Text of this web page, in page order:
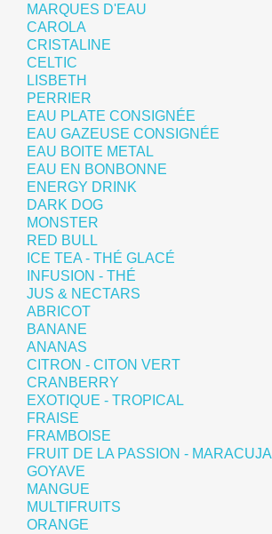
MARQUES D'EAU
CAROLA
CRISTALINE
CELTIC
LISBETH
PERRIER
EAU PLATE CONSIGNÉE
EAU GAZEUSE CONSIGNÉE
EAU BOITE METAL
EAU EN BONBONNE
ENERGY DRINK
DARK DOG
MONSTER
RED BULL
ICE TEA - THÉ GLACÉ
INFUSION - THÉ
JUS & NECTARS
ABRICOT
BANANE
ANANAS
CITRON - CITON VERT
CRANBERRY
EXOTIQUE - TROPICAL
FRAISE
FRAMBOISE
FRUIT DE LA PASSION - MARACUJA
GOYAVE
MANGUE
MULTIFRUITS
ORANGE